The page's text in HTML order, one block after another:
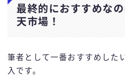
最終的におすすめな
天市場！
筆者として一番おすすめした
入です。